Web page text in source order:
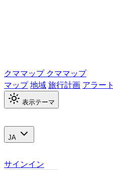
クママップ クママップ
マップ地域旅行計画 アラート
表示テーマ
JA
サインイン